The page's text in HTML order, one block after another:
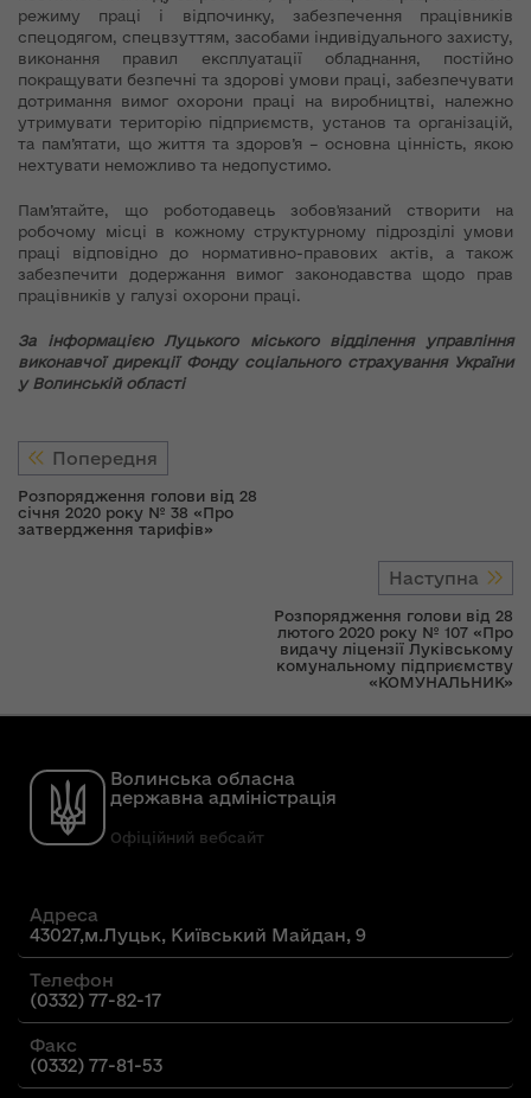
режиму праці і відпочинку, забезпечення працівників
спецодягом, спецвзуттям, засобами індивідуального захисту,
виконання правил експлуатації обладнання, постійно
покращувати безпечні та здорові умови праці, забезпечувати
дотримання вимог охорони праці на виробництві, належно
утримувати територію підприємств, установ та організацій,
та пам’ятати, що життя та здоров’я – основна цінність, якою
нехтувати неможливо та недопустимо.
Пам’ятайте, що роботодавець зобов'язаний створити на
робочому місці в кожному структурному підрозділі умови
праці відповідно до нормативно-правових актів, а також
забезпечити додержання вимог законодавства щодо прав
працівників у галузі охорони праці.
За інформацією Луцького міського відділення управління
виконавчої дирекції Фонду соціального страхування України
у Волинській області
Попередня
Розпорядження голови від 28
січня 2020 року № 38 «Про
затвердження тарифів»
Наступна
Розпорядження голови від 28
лютого 2020 року № 107 «Про
видачу ліцензії Луківському
комунальному підприємству
«КОМУНАЛЬНИК»
Волинська обласна
державна адміністрація
Офіційний вебсайт
Адреса
43027,м.Луцьк, Київський Майдан, 9
Телефон
(0332) 77-82-17
Факс
(0332) 77-81-53